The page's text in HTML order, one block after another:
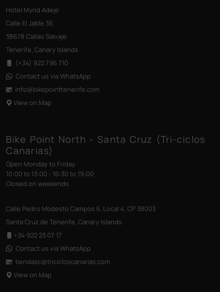
Hotel Mynd Adeje
Calle El Jable 36
38678 Callao Salvaje
Tenerife, Canary Islands
(+34) 922 796 710
Contact us via WhatsApp
info@bikepointtenerife.com
View on Map
Bike Point North - Santa Cruz (Tri-ciclos
Canarias)
Open Monday to Friday
10:00 to 13:00 - 16:30 to 19:00
Closed on weekends
Calle Pedro Modesto Campos 6, Local 4, CP 38003
Santa Cruz de Tenerife, Canary Islands
+34 922 23 07 17
Contact us via WhatsApp
tiendasc@tricicloscanarias.com
View on Map